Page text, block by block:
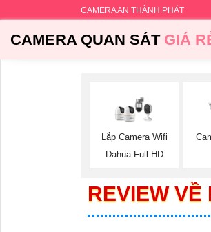
CAMERA AN THÀNH PHÁT
CAMERA QUAN SÁTGIÁ
Lắp Camera Wifi
Dahua Full HD
REVIEW VỀ